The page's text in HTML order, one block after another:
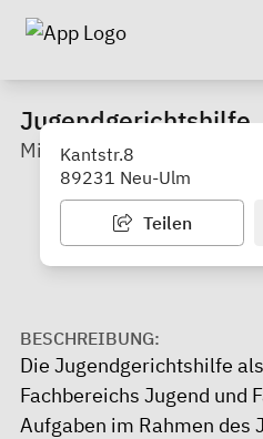
Jugendgerichtshilfe
Mitwirkung in
Kantstr.8
89231 Neu-Ulm
Teilen
BESCHREIBUNG:
Die Jugendgerichtshilfe
Fachbereichs Jugend und
Aufgaben im Rahmen des